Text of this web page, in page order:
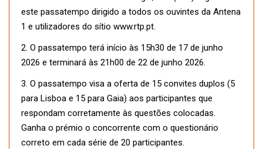
este passatempo dirigido a todos os ouvintes da Antena
1 e utilizadores do sítio www.rtp.pt.
2. O passatempo terá início às 15h30 de 17 de junho
2026 e terminará às 21h00 de 22 de junho 2026.
3. O passatempo visa a oferta de 15 convites duplos (5
para Lisboa e 15 para Gaia) aos participantes que
respondam corretamente às questões colocadas.
Ganha o prémio o concorrente com o questionário
correto em cada série de 20 participantes.